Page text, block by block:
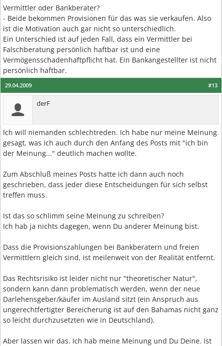
Vermittler oder Bankberater?
- Beide bekommen Provisionen für das was sie verkaufen. Also
ist die Motivation auch gar nicht so unterschiedlich.
Ein Unterschied ist auf jeden Fall, dass ein Vermittler bei
Falschberatung persönlich haftbar ist und eine
Vermögensschadenhaftpflicht hat. Ein Bankangestellter ist nicht
persönlich haftbar.
#13
29.04.2009
derF
Ich will niemanden schlechtreden. Ich habe nur meine Meinung
gesagt, was ich auch durch den Anfang des Posts mit "ich bin
der Meinung..." deutlich machen wollte.
Zum Abschluß meines Posts hatte ich dann auch noch
geschrieben, dass jeder diese Entscheidungen für sich selbst
treffen muss.
Ist das so schlimm seine Meinung zu schreiben?
Ich hab ja nichts dagegen, wenn Du anderer Meinung bist.
Dass die Provisionszahlungen bei Bankberatern und freien
Vermittlern gleich sind, ist meilenweit von der Realität entfernt.
Das Rechtsrisiko ist leider nicht nur "theoretischer Natur",
sondern kann dann problematisch werden, wenn der neue
Darlehensgeber/käufer im Ausland sitzt (ein Anspruch aus
ungerechtfertigter Bereicherung ist auf den Bahamas nicht ganz
so leicht durchzusetzten wie in Deutschland).
Aber lassen wir das. Ich hab meine Meinung und Du Deine. Ist